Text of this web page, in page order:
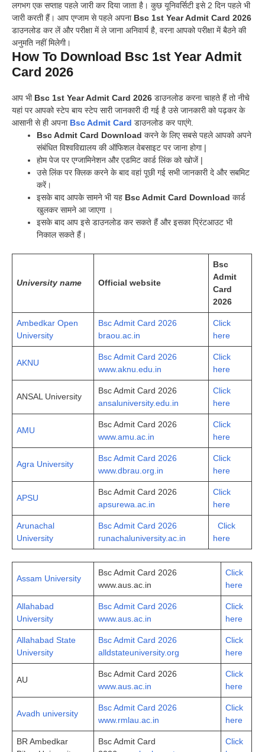
लगभग एक सप्ताह पहले जारी कर दिया जाता है। कुछ यूनिवर्सिटी इसे 2 दिन पहले भी
जारी करती हैं। आप एग्जाम से पहले अपना Bsc 1st Year Admit Card 2026
डाउनलोड कर लें और परीक्षा में ले जाना अनिवार्य है, वरना आपको परीक्षा में बैठने की
अनुमति नहीं मिलेगी।
How To Download Bsc 1st Year Admit
Card 2026
आप भी Bsc 1st Year Admit Card 2026 डाउनलोड करना चाहते हैं तो नीचे
यहां पर आपको स्टेप बाय स्टेप सारी जानकारी दी गई है उसे जानकारी को पढ़कर के
आसानी से ही अपना Bsc Admit Card डाउनलोड कर पाएंगे.
Bsc Admit Card Download करने के लिए सबसे पहले आपको अपने
संबंधित विश्वविद्यालय की ऑफिशल वेबसाइट पर जाना होगा |
होम पेज पर एग्जामिनेशन और एडमिट कार्ड लिंक को खोजें |
उसे लिंक पर क्लिक करने के बाद वहां पूछी गई सभी जानकारी दे और सबमिट
करें।
इसके बाद आपके सामने भी यह Bsc Admit Card Download कार्ड
खुलकर सामने आ जाएगा ।
इसके बाद आप इसे डाउनलोड कर सकते हैं और इसका प्रिंटआउट भी
निकाल सकते हैं।
University name Official website
Bsc
Admit
Card
2026
Ambedkar Open
University
Bsc Admit Card 2026
braou.ac.in
Click
here
AKNU
Bsc Admit Card 2026
www.aknu.edu.in
Click
here
ANSAL University
Bsc Admit Card 2026
ansaluniversity.edu.in
Click
here
AMU
Bsc Admit Card 2026
www.amu.ac.in
Click
here
Agra University
Bsc Admit Card 2026
www.dbrau.org.in
Click
here
APSU
Bsc Admit Card 2026
apsurewa.ac.in
Click
here
Arunachal
University
Bsc Admit Card 2026
runachaluniversity.ac.in
Click
here
Assam University
Bsc Admit Card 2026
www.aus.ac.in
Cli­ck
here
Allahabad
University
Bsc Admit Card 2026
www.aus.ac.in
Click
here
Allahabad State
University
Bsc Admit Card 2026
alldstateuniversity.org
Click
here
AU
Bsc Admit Card 2026
www.aus.ac.in
Click
here
Avadh university
Bsc Admit Card 2026
www.rmlau.ac.in
Click
here
BR Ambedkar
Bsc Admit Card
Click